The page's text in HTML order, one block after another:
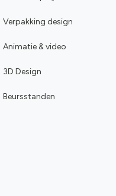
Verpakking design
Animatie & video
3D Design
Beursstanden